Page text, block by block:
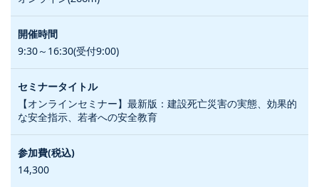
9:30～16:30(受付9:00)
【オンラインセミナー】最新版：建設死亡災害の実態、効果的
な安全指示、若者への安全教育
14,300